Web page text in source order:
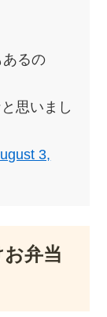
るの
思いまし
3,
弁当